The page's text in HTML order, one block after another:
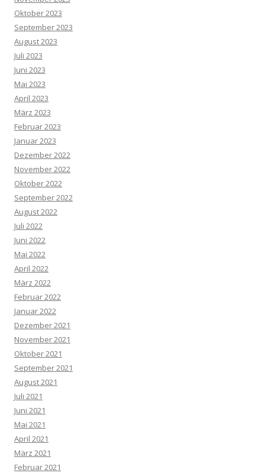
Oktober 2023
September 2023
August 2023
Juli 2023
Juni 2023
Mai 2023
April 2023
März 2023
Februar 2023
Januar 2023
Dezember 2022
November 2022
Oktober 2022
September 2022
August 2022
Juli 2022
Juni 2022
Mai 2022
April 2022
März 2022
Februar 2022
Januar 2022
Dezember 2021
November 2021
Oktober 2021
September 2021
August 2021
Juli 2021
Juni 2021
Mai 2021
April 2021
März 2021
Februar 2021